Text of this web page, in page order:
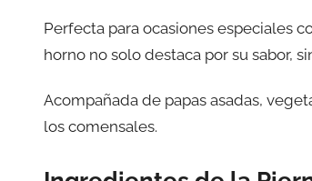
Perfecta para ocasiones especiales
horno no solo destaca por su sabor,
Acompañada de papas asadas,
los comensales.